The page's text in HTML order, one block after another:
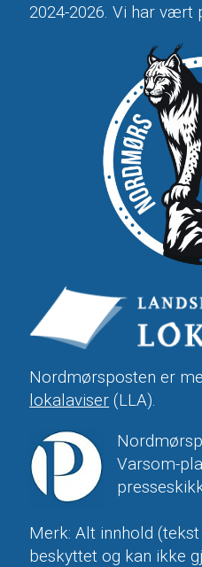
2024-2026. Vi har vært
Nordmørsposten er
lokalaviser (LLA).
Varsom-
Merk: Alt innhold
beskyttet og kan ikke